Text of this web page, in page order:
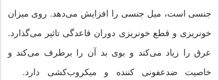
جنسی است، میل جنسی را افزایش می‌دهد. روی میزان
خونریزی و قطع خونریزی دوران قاعدگی تاثیر می‌گذارد.
عرق را زیاد می‌کند و بوی بد آن را برطرف می‌کند و
خاصیت ضدعفونی کننده و میکروب‌کشی دارد.